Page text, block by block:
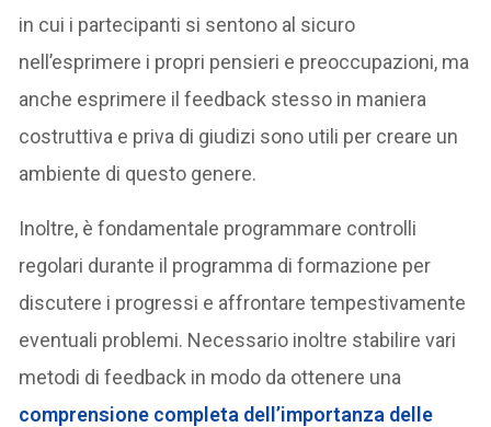
in cui i partecipanti si sentono al sicuro
nell’esprimere i propri pensieri e preoccupazioni, ma
anche esprimere il feedback stesso in maniera
costruttiva e priva di giudizi sono utili per creare un
ambiente di questo genere.
Inoltre, è fondamentale programmare controlli
regolari durante il programma di formazione per
discutere i progressi e affrontare tempestivamente
eventuali problemi. Necessario inoltre stabilire vari
metodi di feedback in modo da ottenere una
comprensione completa dell’importanza delle